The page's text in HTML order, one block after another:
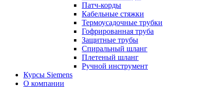
Патч-корды
Кабельные стяжки
Термоусадочные трубки
Гофрированная труба
Защитные трубы
Спиральный шланг
Плетеный шланг
Ручной инструмент
Курсы Siemens
О компании